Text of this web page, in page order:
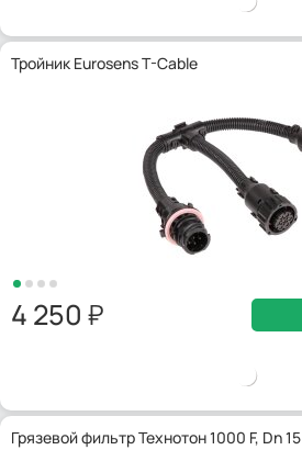
Тройник Eurosens T-Cable
4 250
Грязевой фильтр Технотон 1000 F, Dn 15